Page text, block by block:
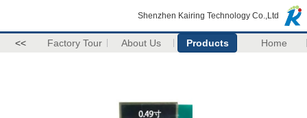
Shenzhen Kairing Technology Co.,Ltd
Home
Products
About Us
Factory Tour
>>